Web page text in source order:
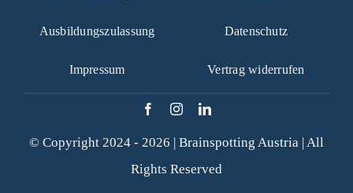
Ausbildungszulassung
Impressum
Datenschutz
Vertrag widerrufen
© Copyright 2024 - 2026 | Brainspotting Austria | All
Rights Reserved